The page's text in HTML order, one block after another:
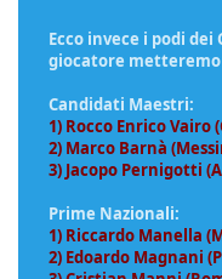
Ecco invece i podi
giocatore
Candidati Maestri:
1) Rocco Enrico Vairo
2) Marco Barnà
3) Jacopo Pernigotti
Prime Nazionali:
1) Riccardo Manella
2) Edoardo Magnani